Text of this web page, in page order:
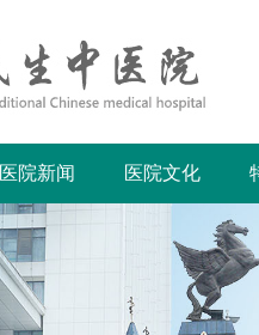
医院新闻 医院文化